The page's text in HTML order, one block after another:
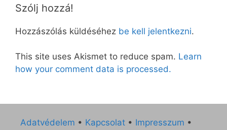
Szólj hozzá!
Hozzászólás küldéséhez be kell jelentkezni.
This site uses Akismet to reduce spam. Learn
how your comment data is processed.
Adatvédelem • Kapcsolat • Impresszum •